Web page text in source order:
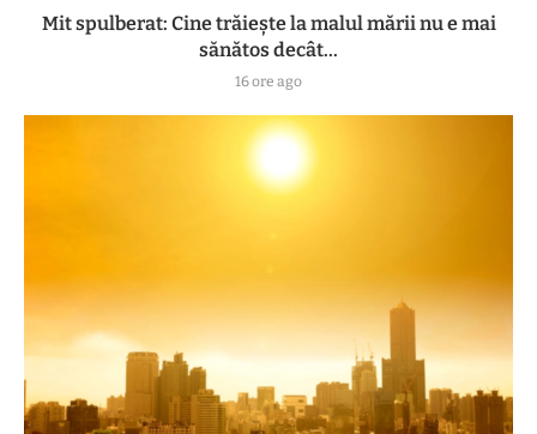
Mit spulberat: Cine trăiește la malul mării nu e mai
sănătos decât...
16 ore ago